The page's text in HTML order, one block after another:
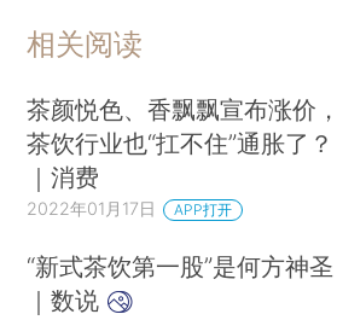
相关阅读
茶颜悦色、香飘飘宣布涨价，
茶饮行业也“扛不住”通胀了？
｜消费
2022年01月17日 APP打开
“新式茶饮第一股”是何方神圣
｜数说